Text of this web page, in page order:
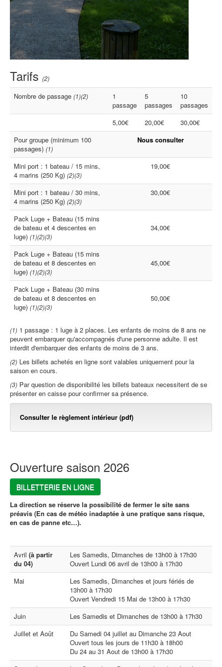
Tarifs (2)
Nombre de passage (1)(2)
1
passage
5
passages
10
passages
5,00€
20,00€
30,00€
Pour groupe (minimum 100
passages) (1)
Nous consulter
Mini port : 1 bateau / 15 mins,
4 marins (250 Kg) (2)(3)
19,00€
Mini port : 1 bateau / 30 mins,
4 marins (250 Kg) (2)(3)
30,00€
Pack Luge + Bateau (15 mins
de bateau et 4 descentes en
luge) (1)(2)(3)
34,00€
Pack Luge + Bateau (15 mins
de bateau et 8 descentes en
luge) (1)(2)(3)
45,00€
Pack Luge + Bateau (30 mins
de bateau et 8 descentes en
luge) (1)(2)(3)
50,00€
(1) 1 passage : 1 luge à 2 places. Les enfants de moins de 8 ans ne
peuvent embarquer qu'accompagnés d'une personne adulte. Il est
interdit d'embarquer des enfants de moins de 3 ans.
(2) Les billets achetés en ligne sont valables uniquement pour la
saison en cours.
(3) Par question de disponibilité les billets bateaux necessitent de se
présenter en caisse pour confirmer sa présence.
Consulter le règlement intérieur (pdf)
Ouverture saison 2026
BILLETTERIE EN LIGNE
La direction se réserve la possibilité de fermer le site sans
préavis (En cas de météo inadaptée à une pratique sans risque,
en cas de panne etc…).
Avril (à partir
du 04)
Les Samedis, Dimanches de 13h00 à 17h30
Ouvert Lundi 06 avril de 13h00 à 17h30
Mai
Les Samedis, Dimanches et jours fériés de
13h00 à 17h30
Ouvert Vendredi 15 Mai de 13h00 à 17h30
Juin
Les Samedis et Dimanches de 13h00 à 17h30
Juillet et Août
Du Samedi 04 juillet au Dimanche 23 Aout
Ouvert tous les jours de 11h30 à 18h00
Du 24 au 31 Aout de 13h00 à 17h30